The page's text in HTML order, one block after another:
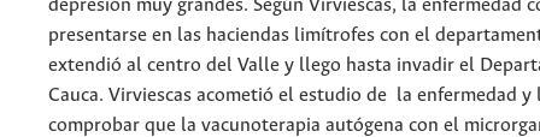
depresión muy grandes. Según Virviescas, la enfermedad
presentarse en las haciendas limítrofes con el
extendió al centro del Valle y llego hasta invadir el
Cauca. Virviescas acometió el estudio de la enfermedad y
comprobar que la vacunoterapia autógena con el